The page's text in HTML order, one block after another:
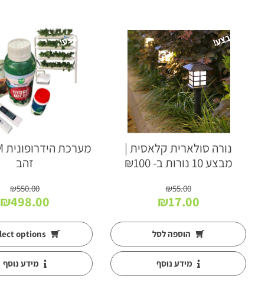
מבצע!
נורה סולארית קלאסית |
מבצע 10 נורות ב- ₪100
₪55.00
המחיר
היה:
₪55.00.
₪17.00
הוא:
₪17.00.הוספה לסל
מידע נוסף
מבצע!
זהב
₪550.00
המחיר
היה:
₪550.00.
₪498.00
מידע נוסף